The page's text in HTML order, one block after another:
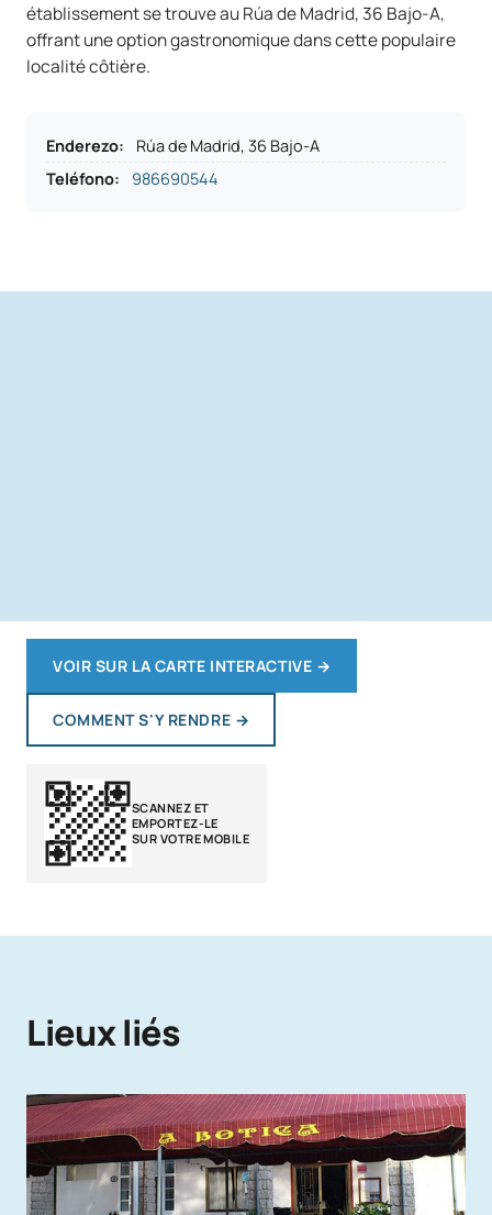
établissement se trouve au Rúa de Madrid, 36 Bajo-A,
offrant une option gastronomique dans cette populaire
localité côtière.
Enderezo:
Rúa de Madrid, 36 Bajo-A
Teléfono: 986690544
VOIR SUR LA CARTE INTERACTIVE →
COMMENT S'Y RENDRE →
SCANNEZ ET
EMPORTEZ-LE
SUR VOTRE MOBILE
Lieux liés